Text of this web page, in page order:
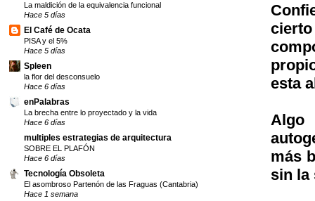
esta
Algo
más
sin la
La maldición de la equivalencia funcional
Hace 5 días
El Café de Ocata
PISA y el 5%
Hace 5 días
Spleen
la flor del desconsuelo
Hace 6 días
enPalabras
La brecha entre lo proyectado y la vida
Hace 6 días
multiples estrategias de arquitectura
SOBRE EL PLAFÓN
Hace 6 días
Tecnología Obsoleta
El asombroso Partenón de las Fraguas (Cantabria)
Hace 1 semana